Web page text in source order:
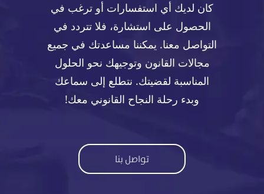
كان لديك أي استفسارات أو ترغب في
الحصول على استشارة، فلا تتردد في
التواصل معنا. يمكننا مساعدتك في جميع
مجالات القانون وتوجيهك نحو الحلول
المناسبة لقضيتك. نتطلع إلى سماعك
وبدء رحلة النجاح القانوني معك!
تواصل بنا